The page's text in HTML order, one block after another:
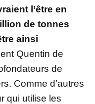
l’être en
de tonnes
ainsi
Quentin de
de
Comme d’autres
qui utilise les